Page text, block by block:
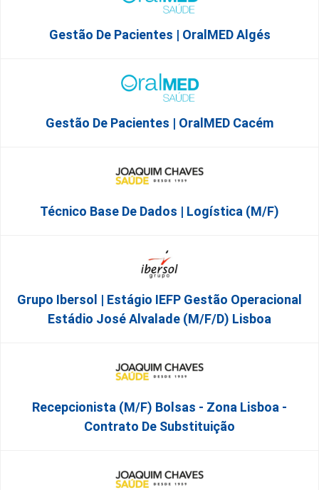
Gestão De Pacientes | OralMED Algés
Gestão De Pacientes | OralMED Cacém
Técnico Base De Dados | Logística (M/F)
Grupo Ibersol | Estágio IEFP Gestão Operacional
Estádio José Alvalade (m/f/d) Lisboa
Recepcionista (M/F) Bolsas - Zona Lisboa -
Contrato De Substituição